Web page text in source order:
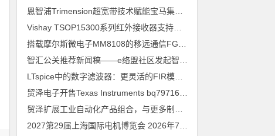
恩智浦Trimension超宽带技术赋能宝马集团Digital Key Plus及生命体存在检测功能
Vishay TSOP15300系列红外接收器支持所有主流遥控代码
LTspice中的数字滤波器：更灵活的FIR模型
2027第29届上海国际电机博览会 2026年7月30日